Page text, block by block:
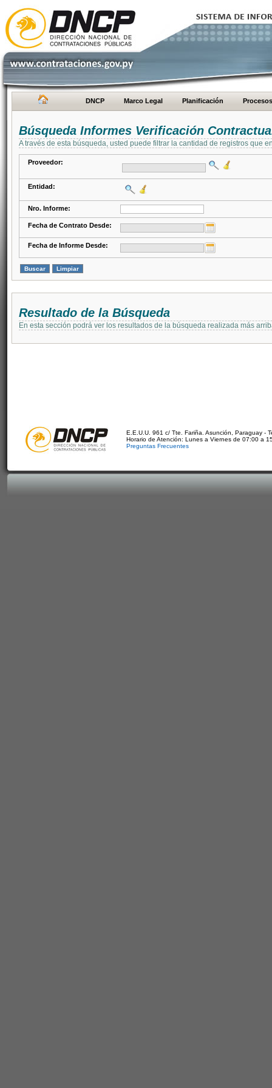
DNCP Marco Legal Planificación Procesos
Búsqueda Informes Verificación
A través de esta búsqueda, usted puede filtrar la cantidad de registros que
Proveedor:
Entidad:
Nro. Informe:
Fecha de Contrato Desde:
Fecha de Informe Desde:
Resultado de la Búsqueda
En esta sección podrá ver los resultados de la búsqueda realizada más
E.E.U.U. 961 c/ Tte. Fariña. Asunción, Paraguay -
Horario de Atención: Lunes a Viernes de 07:00 a
Preguntas Frecuentes